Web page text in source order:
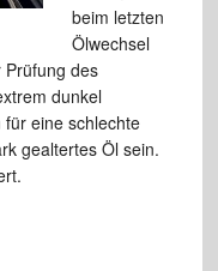
beim letzten
Ölwechsel
des
dunkel
eine schlechte
gealtertes Öl sein.